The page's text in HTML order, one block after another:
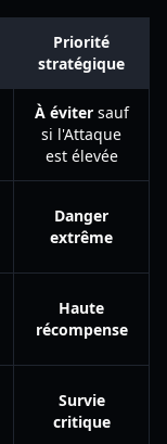
Priorité
stratégique
À évitersauf
si l'Attaque
est élevée
Danger
extrême
Haute
récompense
Survie
critique